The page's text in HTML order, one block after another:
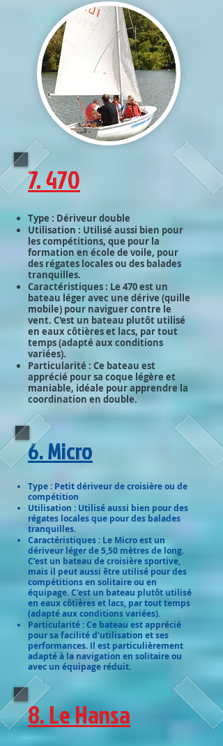
7. 470
Type : Dériveur double
Utilisation : Utilisé aussi bien pour
les compétitions, que pour la
formation en école de voile, pour
des régates locales ou des balades
tranquilles.
Caractéristiques : Le 470 est un
bateau léger avec une dérive (quille
mobile) pour naviguer contre le
vent. C'est un bateau plutôt utilisé
en eaux côtières et lacs, par tout
temps (adapté aux conditions
variées).
Particularité : Ce bateau est
apprécié pour sa coque légère et
maniable, idéale pour apprendre la
coordination en double.
6. Micro
Type : Petit dériveur de croisière ou de
compétition
Utilisation : Utilisé aussi bien pour des
régates locales que pour des balades
tranquilles.
Caractéristiques : Le Micro est un
dériveur léger de 5,50 mètres de long.
C’est un bateau de croisière sportive,
mais il peut aussi être utilisé pour des
compétitions en solitaire ou en
équipage. C'est un bateau plutôt utilisé
en eaux côtières et lacs, par tout temps
(adapté aux conditions variées).
Particularité : Ce bateau est apprécié
pour sa facilité d’utilisation et ses
performances. Il est particulièrement
adapté à la navigation en solitaire ou
avec un équipage réduit.
8. Le Hansa